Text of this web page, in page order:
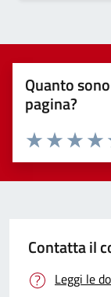
Quanto
pagina?
Valuta
Valuta 2
Valuta 1 stelle
Contatta il
Leggi le